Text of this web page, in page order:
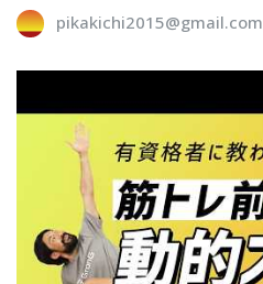
pikakichi2015@gmail.com